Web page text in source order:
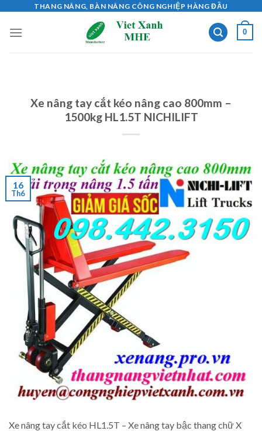
content
THANG NÂNG, BÀN NÂNG CÔNG NGHIỆP HÀNG ĐẦU
0
Xe nâng tay cắt kéo nâng cao 800mm –
1500kg HL1.5T NICHILIFT
16
Th6
Xe nâng tay cắt kéo HL1.5T – Xe nâng tay bậc thang chữ X